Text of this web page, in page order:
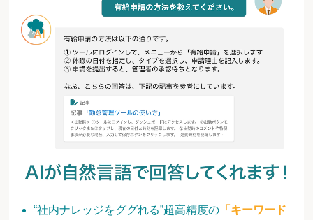
“社内ナレッジをググれる”超高精度の 「キーワード